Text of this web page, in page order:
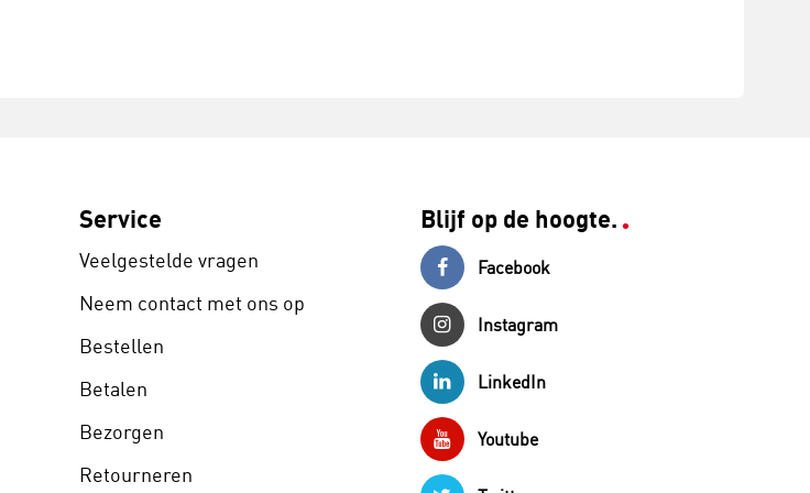
Service
Veelgestelde vragen
Neem contact met ons op
Bestellen
Betalen
Bezorgen
Retourneren
Blijf op de hoogte.
Facebook
Instagram
LinkedIn
Youtube